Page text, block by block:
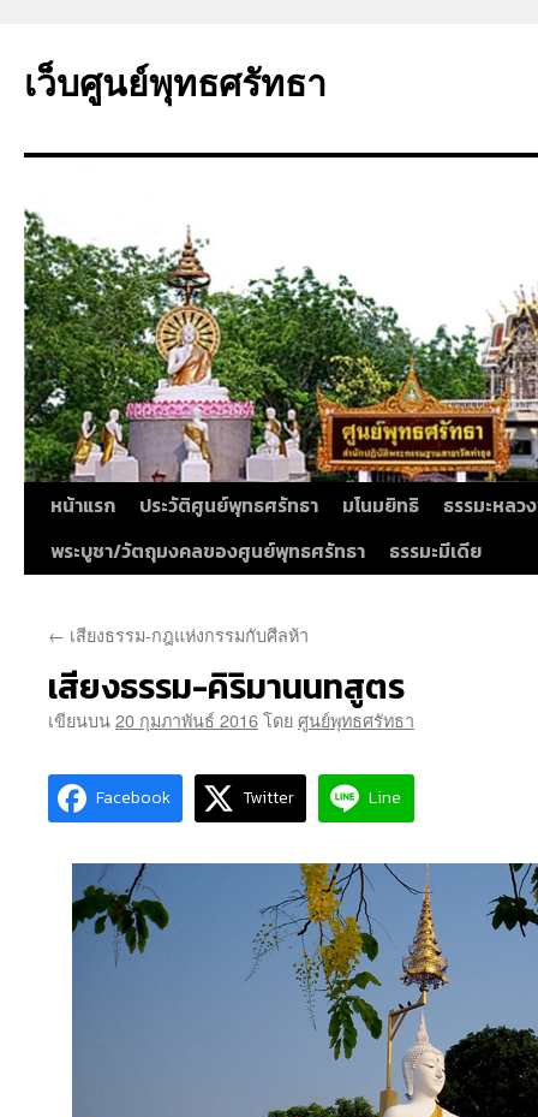
ยัง
เว็บศูนย์พุทธศรัทธา
หน้าแรก ประวัติศูนย์พุทธศรัทธา มโนมยิทธิ
ธรรมะหลว
พระบูชา/วัตถุมงคลของศูนย์พุทธศรัทธา
ธรรมะมีเดีย
← เสียงธรรม-กฎแห่งกรรมกับศีลห้า
เสียงธรรม-คิริมานนทสูตร
เขียนบน20 กุมภาพันธ์ 2016โดยศูนย์พุทธศรัทธา
Facebook Twitter Line